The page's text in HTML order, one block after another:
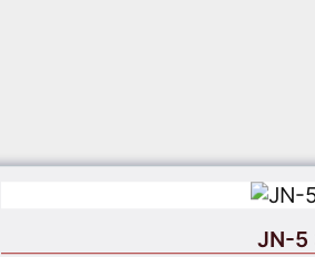
JN-5